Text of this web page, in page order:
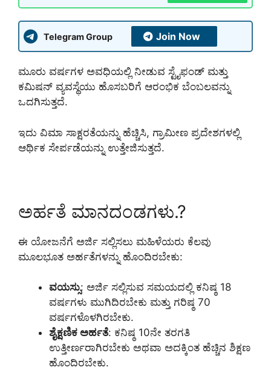
Telegram Group Join Now
ಮೂರು ವರ್ಷಗಳ ಅವಧಿಯಲ್ಲಿ ನೀಡುವ ಸ್ಟೈಫಂಡ್ ಮತ್ತು
ಕಮಿಷನ್ ವ್ಯವಸ್ಥೆಯು ಹೊಸಬರಿಗೆ ಆರಂಭಿಕ ಬೆಂಬಲವನ್ನು
ಒದಗಿಸುತ್ತದೆ.
ಇದು ವಿಮಾ ಸಾಕ್ಷರತೆಯನ್ನು ಹೆಚ್ಚಿಸಿ, ಗ್ರಾಮೀಣ ಪ್ರದೇಶಗಳಲ್ಲಿ
ಆರ್ಥಿಕ ಸೇರ್ಪಡೆಯನ್ನು ಉತ್ತೇಜಿಸುತ್ತದೆ.
ಅರ್ಹತೆ ಮಾನದಂಡಗಳು.?
ಈ ಯೋಜನೆಗೆ ಅರ್ಜಿ ಸಲ್ಲಿಸಲು ಮಹಿಳೆಯರು ಕೆಲವು
ಮೂಲಭೂತ ಅರ್ಹತೆಗಳನ್ನು ಹೊಂದಿರಬೇಕು:
ವಯಸ್ಸು: ಅರ್ಜಿ ಸಲ್ಲಿಸುವ ಸಮಯದಲ್ಲಿ ಕನಿಷ್ಠ 18
ವರ್ಷಗಳು ಮುಗಿದಿರಬೇಕು ಮತ್ತು ಗರಿಷ್ಠ 70
ವರ್ಷಗಳೊಳಗಿರಬೇಕು.
ಶೈಕ್ಷಣಿಕ ಅರ್ಹತೆ: ಕನಿಷ್ಠ 10ನೇ ತರಗತಿ
ಉತ್ತೀರ್ಣರಾಗಿರಬೇಕು ಅಥವಾ ಅದಕ್ಕಿಂತ ಹೆಚ್ಚಿನ ಶಿಕ್ಷಣ
ಹೊಂದಿರಬೇಕು.